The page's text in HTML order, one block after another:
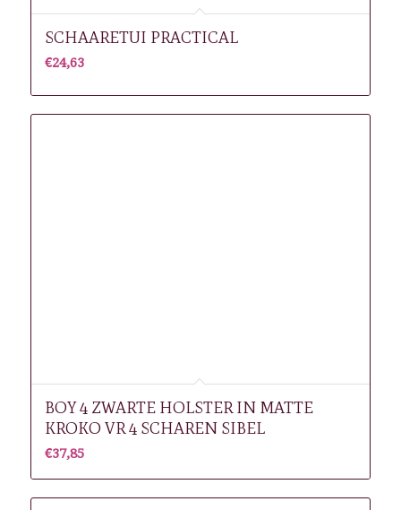
SCHAARETUI PRACTICAL
€24,63
BOY 4 ZWARTE HOLSTER IN MATTE
KROKO VR 4 SCHAREN SIBEL
€37,85